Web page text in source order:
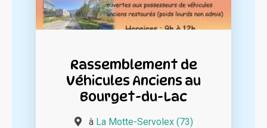
Rassemblement de
Véhicules Anciens au
Bourget-du-Lac
à La Motte-Servolex (73)